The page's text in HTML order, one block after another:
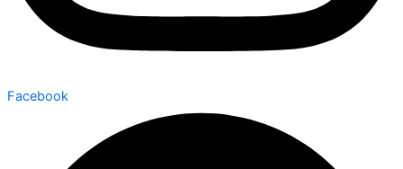
Facebook